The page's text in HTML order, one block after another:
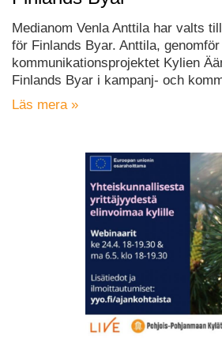
Medianom Venla Anttila har valts
för Finlands Byar. Anttila, genomför
kommunikationsprojektet Kylien
Finlands Byar i kampanj- och
Läs mera »